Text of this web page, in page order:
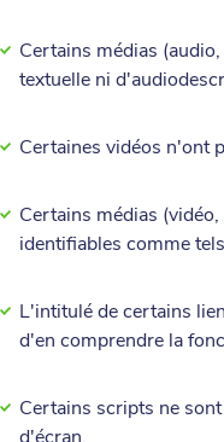
Certains médias
textuelle ni
Certaines vidéos n'ont
Certains médias
identifiables comme
L'intitulé de certains
d'en comprendre la
Certains scripts ne